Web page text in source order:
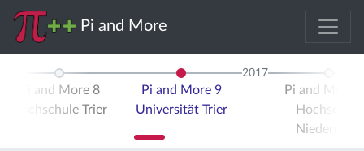
Pi and More
Pi and More 8
Hochschule Trier
Pi and More 9
Universität Trier
2017
Pi and More
Hochschule
Niederrhein